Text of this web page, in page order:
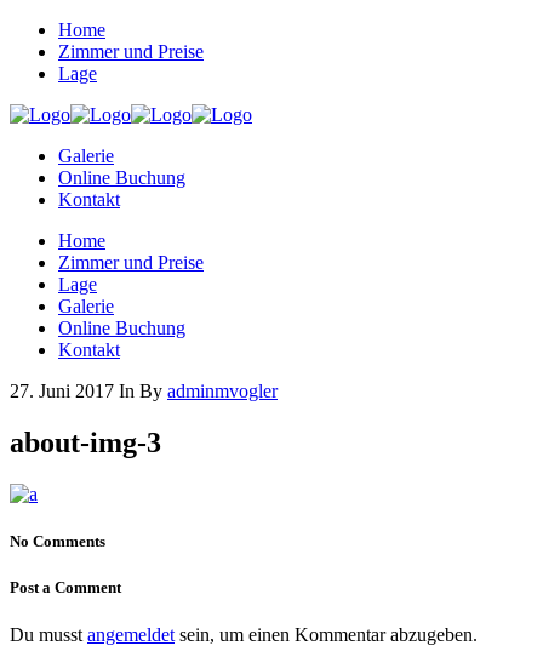
Home
Zimmer und Preise
Lage
Galerie
Online Buchung
Kontakt
Home
Zimmer und Preise
Lage
Galerie
Online Buchung
Kontakt
27. Juni 2017 In By adminmvogler
about-img-3
No Comments
Post a Comment
Du musst angemeldet sein, um einen Kommentar abzugeben.